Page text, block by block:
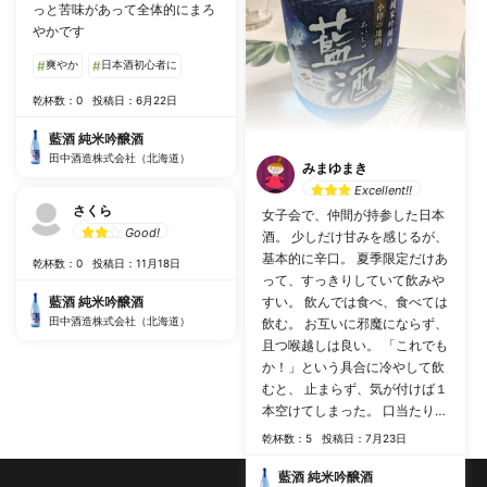
っと苦味があって全体的にまろ
やかです
#爽やか #日本酒初心者に
乾杯数：0 投稿日：6月22日
藍酒 純米吟醸酒
田中酒造株式会社（北海道）
みまゆまき
Excellent!!
女子会で、仲間が持参した日本
酒。 少しだけ甘みを感じるが、
基本的に辛口。 夏季限定だけあ
って、すっきりしていて飲みや
すい。 飲んでは食べ、食べては
飲む。 お互いに邪魔にならず、
且つ喉越しは良い。 「これでも
か！」という具合に冷やして飲
むと、 止まらず、気が付けば１
本空けてしまった。 口当たりが
軽いので、【THE 日本酒】が好
ないが、私的には今飲むべき日
乾杯数：5 投稿日：7月23日
藍酒 純米吟醸酒
さくら
Good!
乾杯数：0 投稿日：11月18日
藍酒 純米吟醸酒
田中酒造株式会社（北海道）